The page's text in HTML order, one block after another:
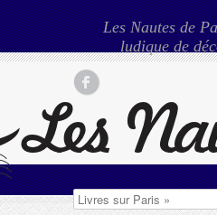
Les Nautes de
ludique de